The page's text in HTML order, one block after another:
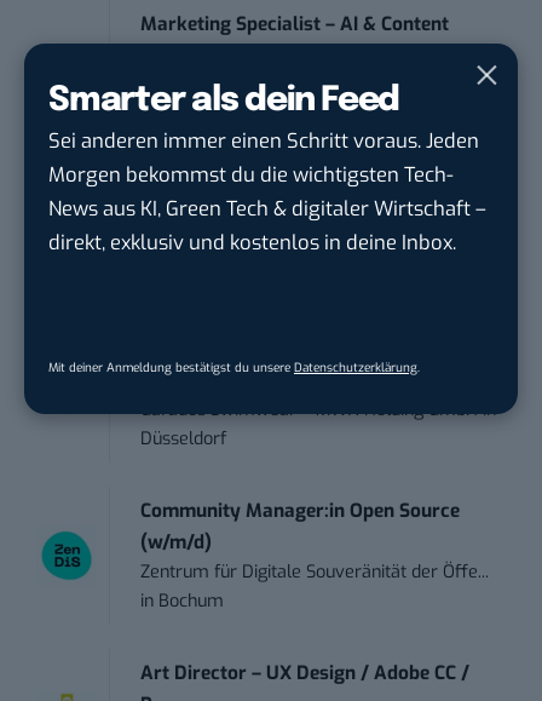
Smarter als dein Feed
Sei anderen immer einen Schritt voraus. Jeden
Morgen bekommst du die wichtigsten Tech-
News aus KI, Green Tech & digitaler Wirtschaft –
direkt, exklusiv und kostenlos in deine Inbox.
Mit deiner Anmeldung bestätigst du unsere Datenschutzerklärung.
Marketing Specialist – AI & Content
FEINMETALL GmbHin Herrenberg bei
Stuttgart
Praktikum im E-Business – Business
Inte...
Liebherr-Hausgeräte Ochsenhausen GmbH
Management...
Garados Swimwear – MWN Holding GmbHin
Düsseldorf
Community Manager:in Open Source
(w/m/d)
Zentrum für Digitale Souveränität der Öffe...
in Bochum
Art Director – UX Design / Adobe CC /